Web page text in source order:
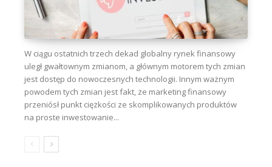
W ciągu ostatnich trzech dekad globalny rynek finansowy
uległ gwałtownym zmianom, a głównym motorem tych zmian
jest dostęp do nowoczesnych technologii. Innym ważnym
powodem tych zmian jest fakt, że marketing finansowy
przeniósł punkt ciężkości ze skomplikowanych produktów
na proste inwestowanie...